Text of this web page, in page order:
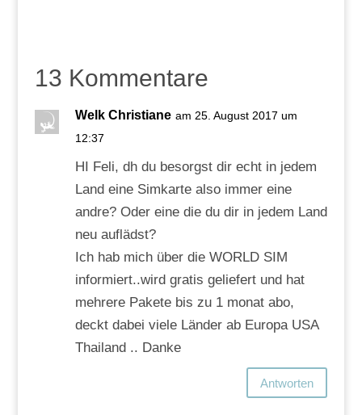
13 Kommentare
Welk Christiane am 25. August 2017 um
12:37
HI Feli, dh du besorgst dir echt in jedem
Land eine Simkarte also immer eine
andre? Oder eine die du dir in jedem Land
neu auflädst?
Ich hab mich über die WORLD SIM
informiert..wird gratis geliefert und hat
mehrere Pakete bis zu 1 monat abo,
deckt dabei viele Länder ab Europa USA
Thailand .. Danke
Antworten